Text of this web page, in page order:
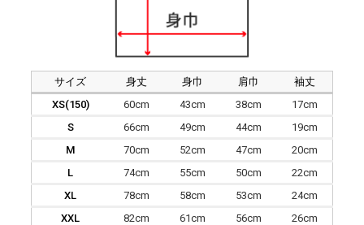
サイズ 身丈 身巾 肩巾
袖丈
XS(150)
60cm 43cm 38cm
17cm
S
66cm 49cm 44cm
19cm
M
70cm 52cm 47cm
20cm
L
74cm 55cm 50cm
22cm
XL
78cm 58cm 53cm
24cm
XXL
82cm 61cm 56cm 26cm